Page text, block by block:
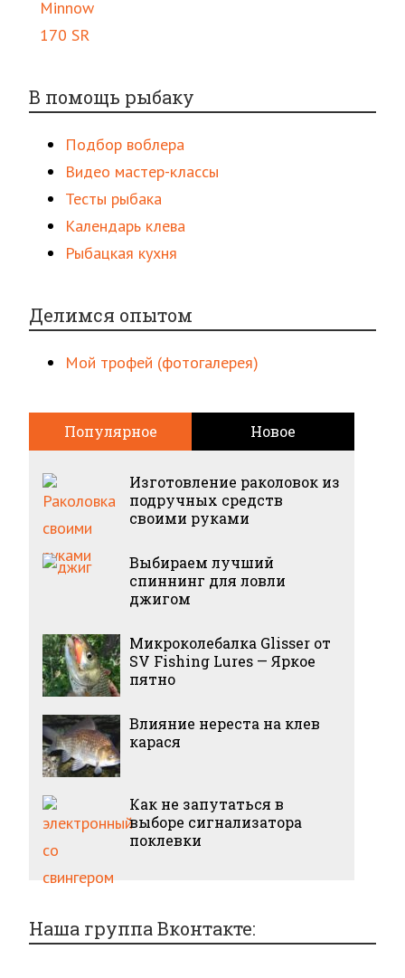
В помощь рыбаку
Подбор воблера
Видео мастер-классы
Тесты рыбака
Календарь клева
Рыбацкая кухня
Делимся опытом
Мой трофей (фотогалерея)
Популярное Новое
Изготовление раколовок из
подручных средств
своими руками
Выбираем лучший
спиннинг для ловли
джигом
Микроколебалка Glisser от
SV Fishing Lures — Яркое
пятно
Влияние нереста на клев
карася
Как не запутаться в
выборе сигнализатора
поклевки
Наша группа Вконтакте: